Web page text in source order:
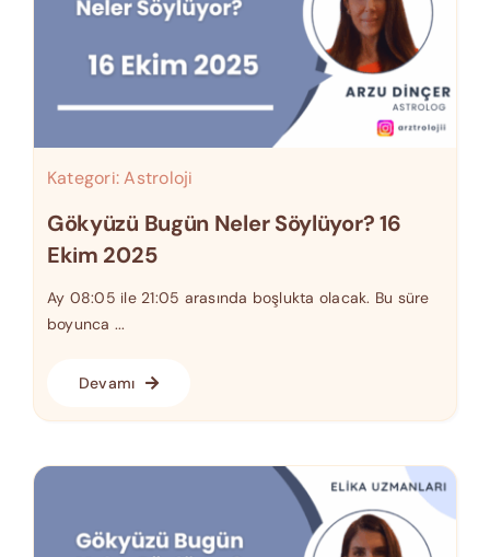
Kategori:Astroloji
Gökyüzü Bugün Neler Söylüyor? 16
Ekim 2025
Ay 08:05 ile 21:05 arasında boşlukta olacak. Bu süre
boyunca ...
Devamı